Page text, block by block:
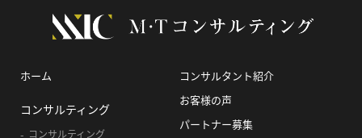
ホーム
コンサルティング
コンサルティング
コンサルタント紹介
お客様の声
パートナー募集